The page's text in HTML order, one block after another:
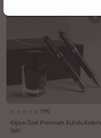
(19)
Kişiye Özel Premium Kutulu Kalem
Seti